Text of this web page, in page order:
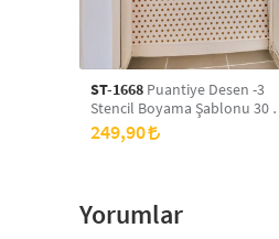
ST-1668 Puantiye Desen -3
Stencil Boyama Şablonu 30 x
30 cm, Duvar Stencil, Fayans
Stencil, Mobilya Stencil
249,90
Yorumlar